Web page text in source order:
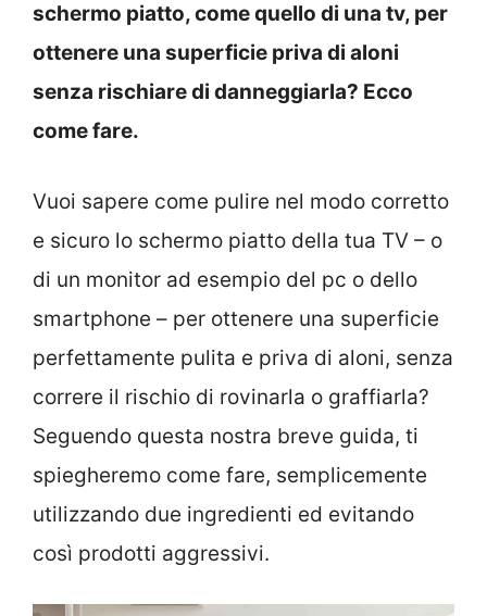
schermo piatto, come quello di una tv, per
ottenere una superficie priva di aloni
senza rischiare di danneggiarla? Ecco
come fare.
Vuoi sapere come pulire nel modo corretto
e sicuro lo schermo piatto della tua TV – o
di un monitor ad esempio del pc o dello
smartphone – per ottenere una superficie
perfettamente pulita e priva di aloni, senza
correre il rischio di rovinarla o graffiarla?
Seguendo questa nostra breve guida, ti
spiegheremo come fare, semplicemente
utilizzando due ingredienti ed evitando
così prodotti aggressivi.